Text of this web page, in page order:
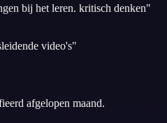
bij het leren. kritisch denken"
video's"
afgelopen maand.